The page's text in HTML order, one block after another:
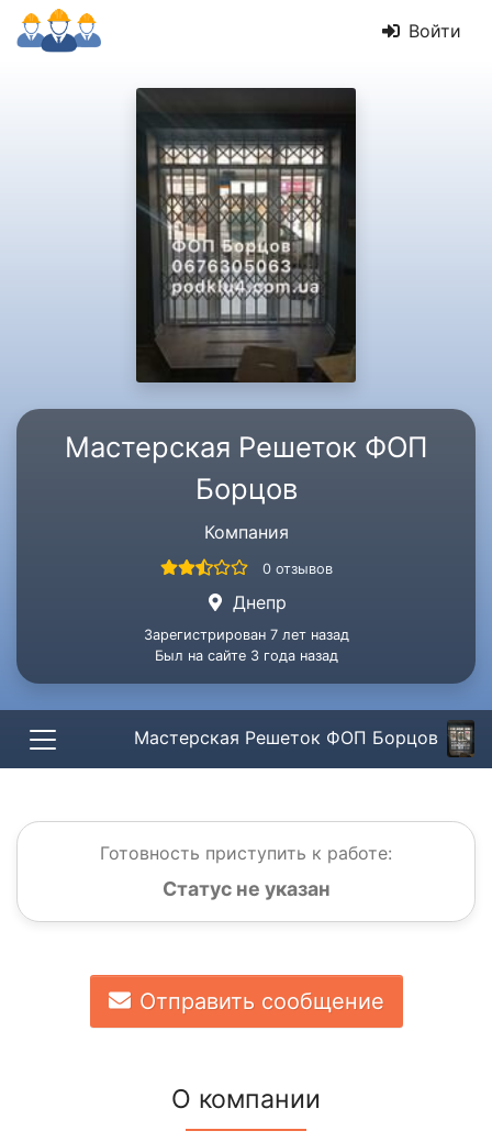
Войти
Мастерская Решеток ФОП
Борцов
Компания
0 отзывов
Днепр
Зарегистрирован 7 лет назад
Был на сайте 3 года назад
Мастерская Решеток ФОП Борцов
Готовность приступить к работе:
Статус не указан
Отправить сообщение
О компании